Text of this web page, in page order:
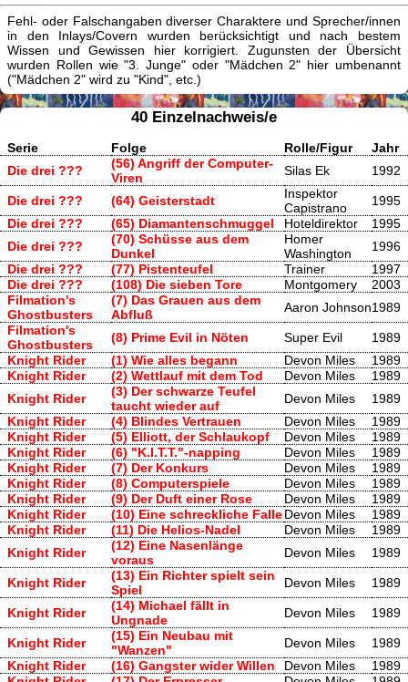
Fehl- oder Falschangaben diverser Charaktere und Sprecher/innen
in den Inlays/Covern wurden berücksichtigt und nach bestem
Wissen und Gewissen hier korrigiert. Zugunsten der Übersicht
wurden Rollen wie "3. Junge" oder "Mädchen 2" hier umbenannt
("Mädchen 2" wird zu "Kind", etc.)
40 Einzelnachweis/e
Serie Folge Rolle/Figur
Jahr
Die drei ???
(56) Angriff der Computer-
Viren
Silas Ek 1992
Die drei ??? (64) Geisterstadt
Inspektor
Capistrano
1995
Die drei ???
(65) Diamantenschmuggel Hoteldirektor
1995
Die drei ???
(70) Schüsse aus dem
Dunkel
Homer
Washington
1996
Die drei ???
(77) Pistenteufel Trainer
1997
Die drei ???
(108) Die sieben Tore Montgomery
2003
Filmation's
Ghostbusters
(7) Das Grauen aus dem
Abfluß
Aaron Johnson1989
Filmation's
Ghostbusters
(8) Prime Evil in Nöten Super Evil
1989
Knight Rider
(1) Wie alles begann Devon Miles
1989
Knight Rider
(2) Wettlauf mit dem Tod Devon Miles
1989
Knight Rider
(3) Der schwarze Teufel
taucht wieder auf
Devon Miles
1989
Knight Rider
(4) Blindes Vertrauen Devon Miles
1989
Knight Rider
(5) Elliott, der Schlaukopf Devon Miles
1989
Knight Rider
(6) "K.I.T.T."-napping Devon Miles
1989
Knight Rider
(7) Der Konkurs Devon Miles
1989
Knight Rider
(8) Computerspiele Devon Miles
1989
Knight Rider
(9) Der Duft einer Rose Devon Miles
1989
Knight Rider
(10) Eine schreckliche FalleDevon Miles
1989
Knight Rider
(11) Die Helios-Nadel Devon Miles
1989
Knight Rider
(12) Eine Nasenlänge
voraus
Devon Miles 1989
Knight Rider
(13) Ein Richter spielt sein
Spiel
Devon Miles 1989
Knight Rider
(14) Michael fällt in
Ungnade
Devon Miles 1989
Knight Rider
(15) Ein Neubau mit
"Wanzen"
Devon Miles
1989
Knight Rider
(16) Gangster wider Willen Devon Miles
1989